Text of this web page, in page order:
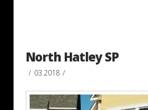
North Hatley SP
03.2018